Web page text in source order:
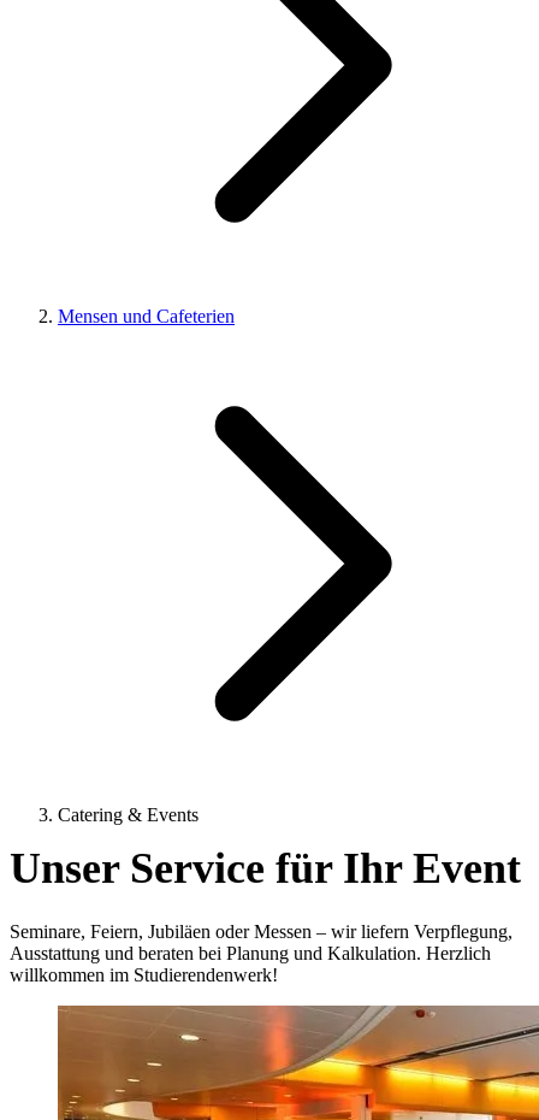
Mensen und Cafeterien
Catering & Events
Unser Service für Ihr Event
Seminare, Feiern, Jubiläen oder Messen – wir liefern Verpflegung,
Ausstattung und beraten bei Planung und Kalkulation. Herzlich
willkommen im Studierendenwerk!